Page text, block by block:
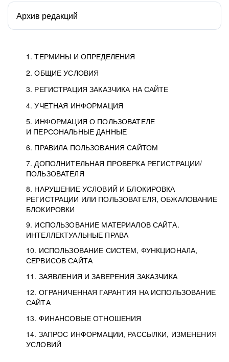
1. ТЕРМИНЫ И ОПРЕДЕЛЕНИЯ
2. ОБЩИЕ УСЛОВИЯ
3. РЕГИСТРАЦИЯ ЗАКАЗЧИКА НА САЙТЕ
4. УЧЕТНАЯ ИНФОРМАЦИЯ
5. ИНФОРМАЦИЯ О ПОЛЬЗОВАТЕЛЕ
И ПЕРСОНАЛЬНЫЕ ДАННЫЕ
6. ПРАВИЛА ПОЛЬЗОВАНИЯ САЙТОМ
7. ДОПОЛНИТЕЛЬНАЯ ПРОВЕРКА РЕГИСТРАЦИИ/
ПОЛЬЗОВАТЕЛЯ
8. НАРУШЕНИЕ УСЛОВИЙ И БЛОКИРОВКА
РЕГИСТРАЦИИ ИЛИ ПОЛЬЗОВАТЕЛЯ, ОБЖАЛОВАНИЕ
БЛОКИРОВКИ
9. ИСПОЛЬЗОВАНИЕ МАТЕРИАЛОВ САЙТА.
ИНТЕЛЛЕКТУАЛЬНЫЕ ПРАВА
10. ИСПОЛЬЗОВАНИЕ СИСТЕМ, ФУНКЦИОНАЛА,
СЕРВИСОВ САЙТА
11. ЗАЯВЛЕНИЯ И ЗАВЕРЕНИЯ ЗАКАЗЧИКА
12. ОГРАНИЧЕННАЯ ГАРАНТИЯ НА ИСПОЛЬЗОВАНИЕ
САЙТА
13. ФИНАНСОВЫЕ ОТНОШЕНИЯ
14. ЗАПРОС ИНФОРМАЦИИ, РАССЫЛКИ, ИЗМЕНЕНИЯ
УСЛОВИЙ
Архив редакций